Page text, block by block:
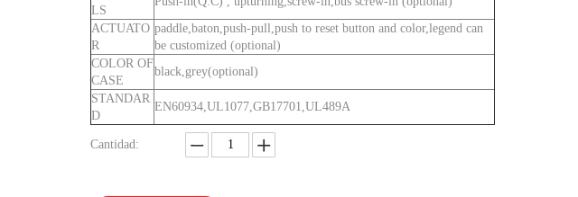
LS
ACTUATO
R
paddle,baton,push-pull,push to reset button and color,legend can
be customized (optional)
COLOR OF
CASE
black,grey(optional)
STANDAR
D
EN60934,UL1077,GB17701,UL489A
Cantidad: